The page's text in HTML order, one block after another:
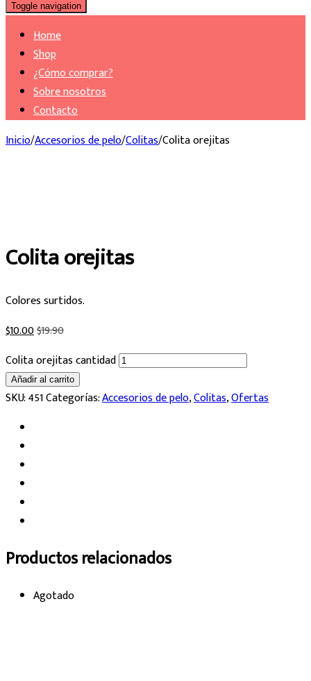
Toggle navigation
Home
Shop
¿Cómo comprar?
Sobre nosotros
Contacto
Inicio/Accesorios de pelo/Colitas/Colita orejitas
Colita orejitas
Colores surtidos.
$10.00$19.90
Colita orejitas cantidad
Añadir al carrito
SKU:451Categorías:Accesorios de pelo,Colitas,Ofertas
Productos relacionados
Agotado